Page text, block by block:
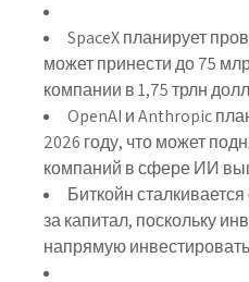
SpaceX планирует
может принести до 75
компании в 1,75 трлн
OpenAI и Anthropic
2026 году, что может
компаний в сфере ИИ
Биткойн
за капитал, поскольку
напрямую